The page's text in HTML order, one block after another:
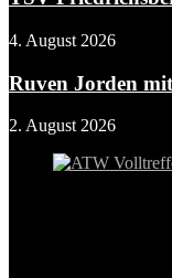
4. August 2026
Ruven Jorden
2. August 2026